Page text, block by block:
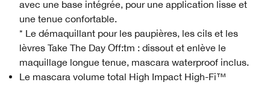
avec une base intégrée, pour une application lisse et
une tenue confortable.
* Le démaquillant pour les paupières, les cils et les
lèvres Take The Day Off:tm : dissout et enlève le
maquillage longue tenue, mascara waterproof inclus.
Le mascara volume total High Impact High-Fi™